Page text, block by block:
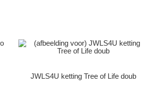
JWLS4U ketting Tree of Life doub